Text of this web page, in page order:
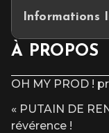
de la tournée du
Un membre leader
actuellement une
une durée
Dans ce contexte
contrainte
Informations
Placement assis
après l’heure du
À PROPOS
OH MY PROD !
« PUTAIN DE
révérence !